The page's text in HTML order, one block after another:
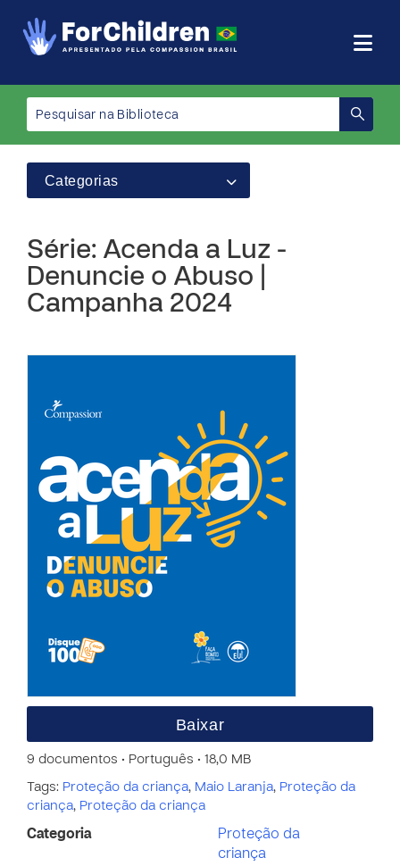
Categorias
Série: Acenda a Luz -
Denuncie o Abuso |
Campanha 2024
Baixar
9 documentos • Português • 18,0 MB
Tags: Proteção da criança, Maio Laranja, Proteção da
criança, Proteção da criança
Categoria
Proteção da
criança